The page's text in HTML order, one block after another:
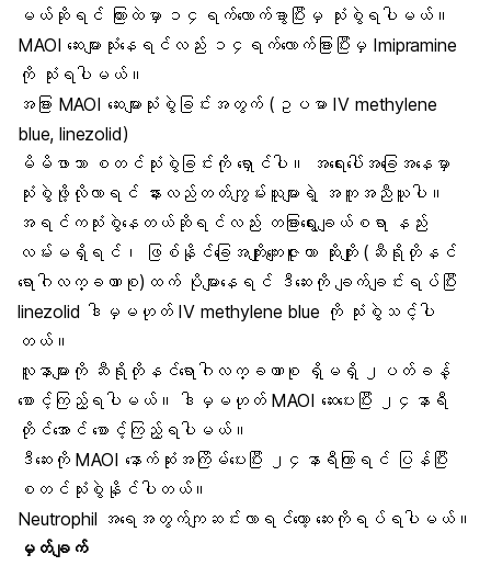
မယ်ဆိုရင် ကြားထဲမှာ ၁၄ရက်လောက်ခွာပြီးမှ သုံးစွဲရပါမယ်။
MAOI ဆေးများသုံးနေရင်လည်း ၁၄ရက်လောက်ခြားပြီးမှ Imipramine
ကို သုံးရပါမယ်။
အခြား MAOI ဆေးများသုံးစွဲခြင်းအတွက် (ဥပမာ IV methylene
blue, linezolid)
မိမိဖာသာ စတင်သုံးစွဲခြင်းကို ရှောင်ပါ။ အရေးပေါ်အခြေအနေမှာ
သုံးစွဲဖို့လိုလာရင် နားလည်တတ်ကျွမ်းသူများရဲ့ အကူအညီယူပါ။
အရင်ကသုံးစွဲနေတယ်ဆိုရင်လည်း တခြားရွေးချယ်စရာ နည်း
လမ်းမရှိရင်၊ ဖြစ်နိုင်ခြေအကျိုးကျေးဇူးဟာ ဆိုးကျိုး (ဆီရိုတိုနင်
ရောဂါလက္ခဏာစု)ထက် ပိုများနေရင် ဒီဆေးကို ချက်ချင်းရပ်ပြီး
linezolid ဒါမှမဟုတ် IV methylene blue ကို သုံးစွဲသင့်ပါ
တယ်။
လူနာများကို ဆီရိုတိုနင်ရောဂါလက္ခဏာစု ရှိမရှိ ၂ပတ်ခန့်
စောင့်ကြည့်ရပါမယ်။ ဒါမှမဟုတ် MAOI ဆေးပေးပြီး ၂၄နာရီ
တိုင်အောင် စောင့်ကြည့်ရပါမယ်။
ဒီဆေးကို MAOI နောက်ဆုံးအကြိမ်ပေးပြီး ၂၄နာရီကြာရင် ပြန်ပြီး
စတင်သုံးစွဲနိုင်ပါတယ်။
Neutrophil အရေအတွက်ကျဆင်းလာရင်တော့ ဆေးကိုရပ်ရပါမယ်။
မှတ်ချက်